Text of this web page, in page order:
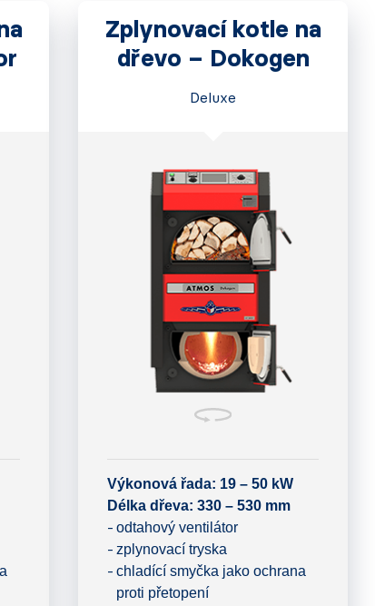
Zplynovací kotle na
dřevo – Dokogen
Deluxe
Výkonová řada: 19 – 50 kW
Délka dřeva: 330 – 530 mm
odtahový ventilátor
zplynovací tryska
chladící smyčka jako ochrana
proti přetopení